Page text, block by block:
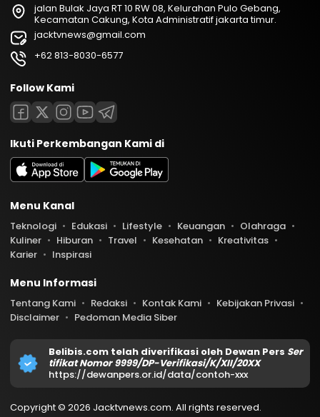
jalan Bulak Jaya RT 10 RW 08, Kelurahan Pulo Gebang,
Kecamatan Cakung, Kota Administratif jakarta timur.
jacktvnews@gmail.com
+62 813-8030-6577
Follow Kami
Ikuti Perkembangan Kami di
Menu Kanal
Teknologi Edukasi Lifestyle Keuangan
Olahraga
Kuliner
Hiburan Travel Kesehatan
Kreativitas
Karier
Inspirasi
Menu Informasi
Tentang Kami Redaksi Kontak Kami
Kebijakan Privasi
Disclaimer
Pedoman Media Siber
Belibis.com telah diverifikasi oleh Dewan Pers Ser
tifikat Nomor 9999/DP-Verifikasi/K/XII/20XX
https://dewanpers.or.id/data/contoh-xxx
Copyright © 2026 Jacktvnews.com. All rights reserved.